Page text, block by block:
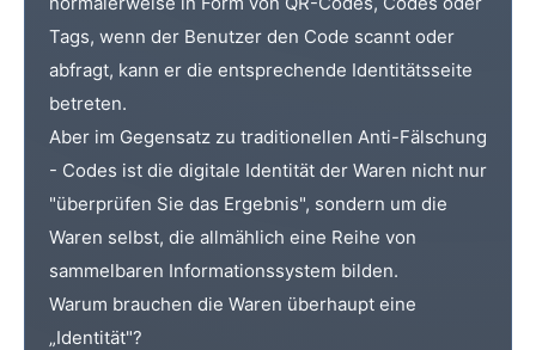
Tags, wenn der Benutzer den Code scannt oder
abfragt, kann er die entsprechende Identitätsseite
betreten.
Aber im Gegensatz zu traditionellen Anti-Fälschung
- Codes ist die digitale Identität der Waren nicht nur
"überprüfen Sie das Ergebnis", sondern um die
Waren selbst, die allmählich eine Reihe von
sammelbaren Informationssystem bilden.
Warum brauchen die Waren überhaupt eine
„Identität"?